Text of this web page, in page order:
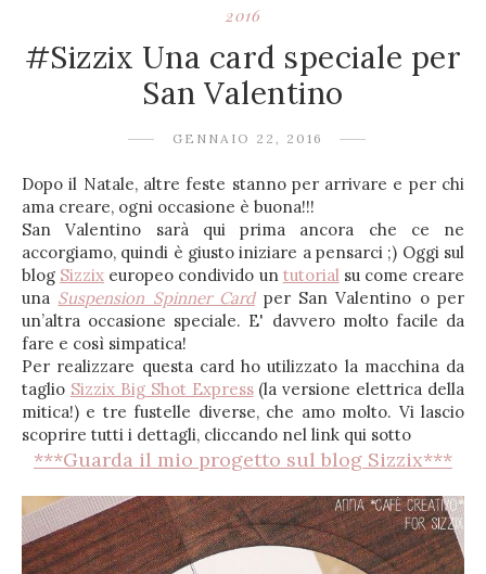
2016
#Sizzix Una card speciale per
San Valentino
GENNAIO 22, 2016
Dopo il Natale, altre feste stanno per arrivare e per chi
ama creare, ogni occasione è buona!!!
San Valentino sarà qui prima ancora che ce ne
accorgiamo, quindi è giusto iniziare a pensarci ;) Oggi sul
blog Sizzix europeo condivido un tutorialsu come creare
una Suspension Spinner Cardper San Valentino o per
un’altra occasione speciale. E' davvero molto facile da
fare e così simpatica!
Per realizzare questa card ho utilizzato la macchina da
taglio Sizzix Big Shot Express(la versione elettrica della
mitica!) e tre fustelle diverse, che amo molto. Vi lascio
scoprire tutti i dettagli, cliccando nel link qui sotto
***Guarda il mio progetto sul blog Sizzix***